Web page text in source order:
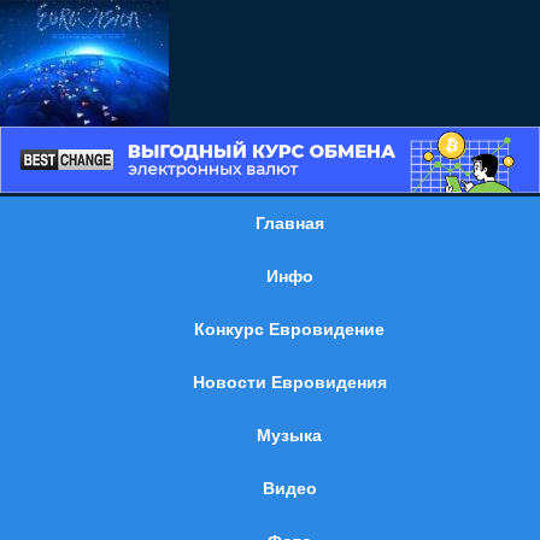
Главная
Инфо
Конкурс Евровидение
Новости Евровидения
Музыка
Видео